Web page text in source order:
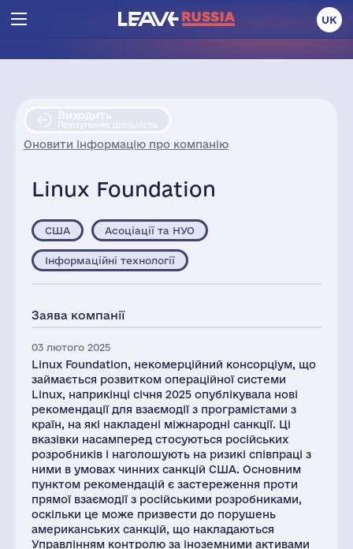
UK
Виходить
Призупиняє діяльність
Оновити інформацію про компанію
Linux Foundation
США Асоціації та НУО
Інформаційні технології
Заява компанії
03 лютого 2025
Linux Foundation, некомерційний консорціум, що
займається розвитком операційної системи
Linux, наприкінці січня 2025 опублікувала нові
рекомендації для взаємодії з програмістами з
країн, на які накладені міжнародні санкції. Ці
вказівки насамперед стосуються російських
розробників і наголошують на ризикі співпраці з
ними в умовах чинних санкцій США. Основним
пунктом рекомендацій є застереження проти
прямої взаємодії з російськими розробниками,
оскільки це може призвести до порушень
американських санкцій, що накладаються
Управлінням контролю за іноземними активами